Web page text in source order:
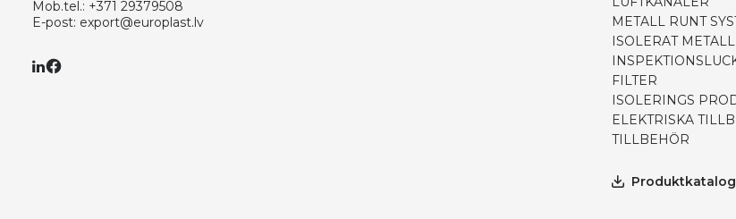
Mob.tel.: +371 29379508
E-post: export@europlast.lv
METALL RUNT
ISOLERAT
FILTER
ISOLERINGS
ELEKTRISKA
TILLBEHÖR
Produktkatalog